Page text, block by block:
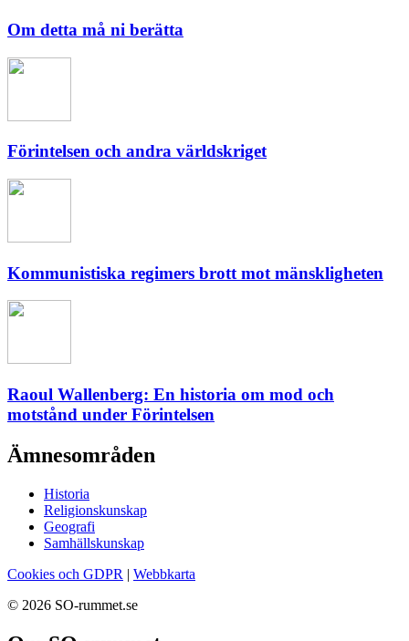
Om detta må ni berätta
Förintelsen och andra världskriget
Kommunistiska regimers brott mot mänskligheten
Raoul Wallenberg: En historia om mod och
motstånd under Förintelsen
Ämnesområden
Historia
Religionskunskap
Geografi
Samhällskunskap
Cookies och GDPR | Webbkarta
© 2026 SO-rummet.se